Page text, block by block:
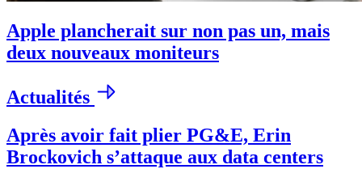
Apple plancherait sur non pas un, mais
deux nouveaux moniteurs
Actualités
Après avoir fait plier PG&E, Erin
Brockovich s’attaque aux data centers